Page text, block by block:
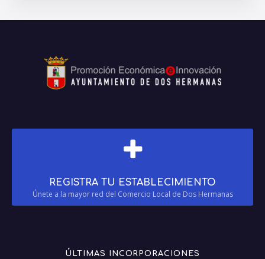
REGISTRA TU ESTABLECIMIENTO
Únete a la mayor red del Comercio Local de Dos Hermanas
ÚLTIMAS INCORPORACIONES